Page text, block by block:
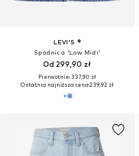
LEVI'S ®
Spódnica 'Low Midi'
Od 299,90 zł
Pierwotnie: 337,90 zł
Ostatnia najniższa cena:239,92 zł